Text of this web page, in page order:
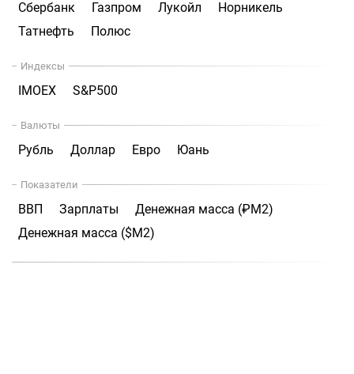
Сбербанк Газпром Лукойл
Норникель
Татнефть
Полюс
Индексы
IMOEX S&P500
Валюты
Рубль Доллар Евро Юань
Показатели
ВВП Зарплаты
Денежная масса (₽М2)
Денежная масса ($М2)